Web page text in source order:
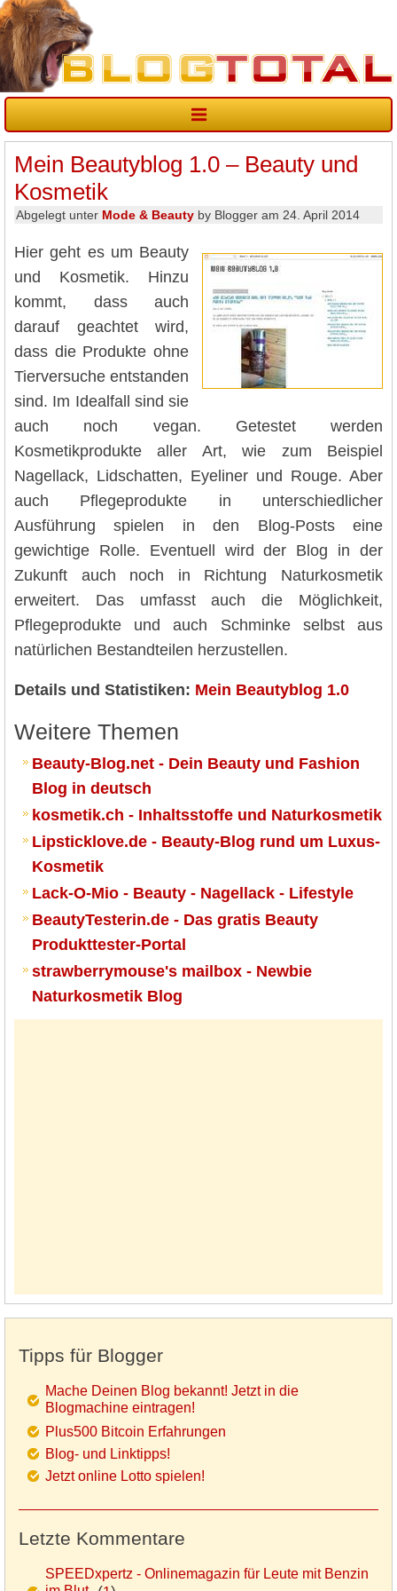
Mein Beautyblog 1.0 – Beauty und
Kosmetik
Abgelegt unter Mode & Beauty by Blogger am 24. April 2014
Hier geht es um Beauty
und Kosmetik. Hinzu
kommt, dass auch
darauf geachtet wird,
dass die Produkte ohne
Tierversuche entstanden
sind. Im Idealfall sind sie
auch noch vegan. Getestet werden
Kosmetikprodukte aller Art, wie zum Beispiel
Nagellack, Lidschatten, Eyeliner und Rouge. Aber
auch Pflegeprodukte in unterschiedlicher
Ausführung spielen in den Blog-Posts eine
gewichtige Rolle. Eventuell wird der Blog in der
Zukunft auch noch in Richtung Naturkosmetik
erweitert. Das umfasst auch die Möglichkeit,
Pflegeprodukte und auch Schminke selbst aus
natürlichen Bestandteilen herzustellen.
Details und Statistiken: Mein Beautyblog 1.0
Weitere Themen
Beauty-Blog.net - Dein Beauty und Fashion
Blog in deutsch
kosmetik.ch - Inhaltsstoffe und Naturkosmetik
Lipsticklove.de - Beauty-Blog rund um Luxus-
Kosmetik
Lack-O-Mio - Beauty - Nagellack - Lifestyle
BeautyTesterin.de - Das gratis Beauty
Produkttester-Portal
strawberrymouse's mailbox - Newbie
Naturkosmetik Blog
Tipps für Blogger
Mache Deinen Blog bekannt! Jetzt in die
Blogmachine eintragen!
Plus500 Bitcoin Erfahrungen
Blog- und Linktipps!
Jetzt online Lotto spielen!
Letzte Kommentare
SPEEDxpertz - Onlinemagazin für Leute mit Benzin